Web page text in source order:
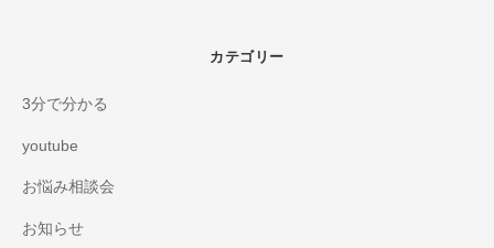
カテゴリー
3分で分かる
youtube
お悩み相談会
お知らせ